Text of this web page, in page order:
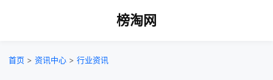
榜淘网
首页 > 资讯中心 > 行业资讯